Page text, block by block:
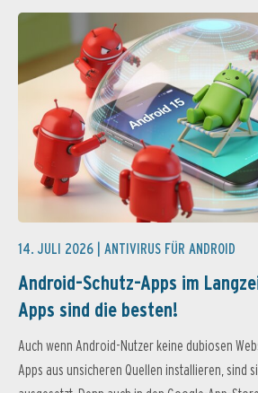
14. JULI 2026 | ANTIVIRUS FÜR ANDROID
Android-Schutz-Apps im
Apps sind die besten!
Auch wenn Android-Nutzer keine dubiosen
Apps aus unsicheren Quellen installieren, sind